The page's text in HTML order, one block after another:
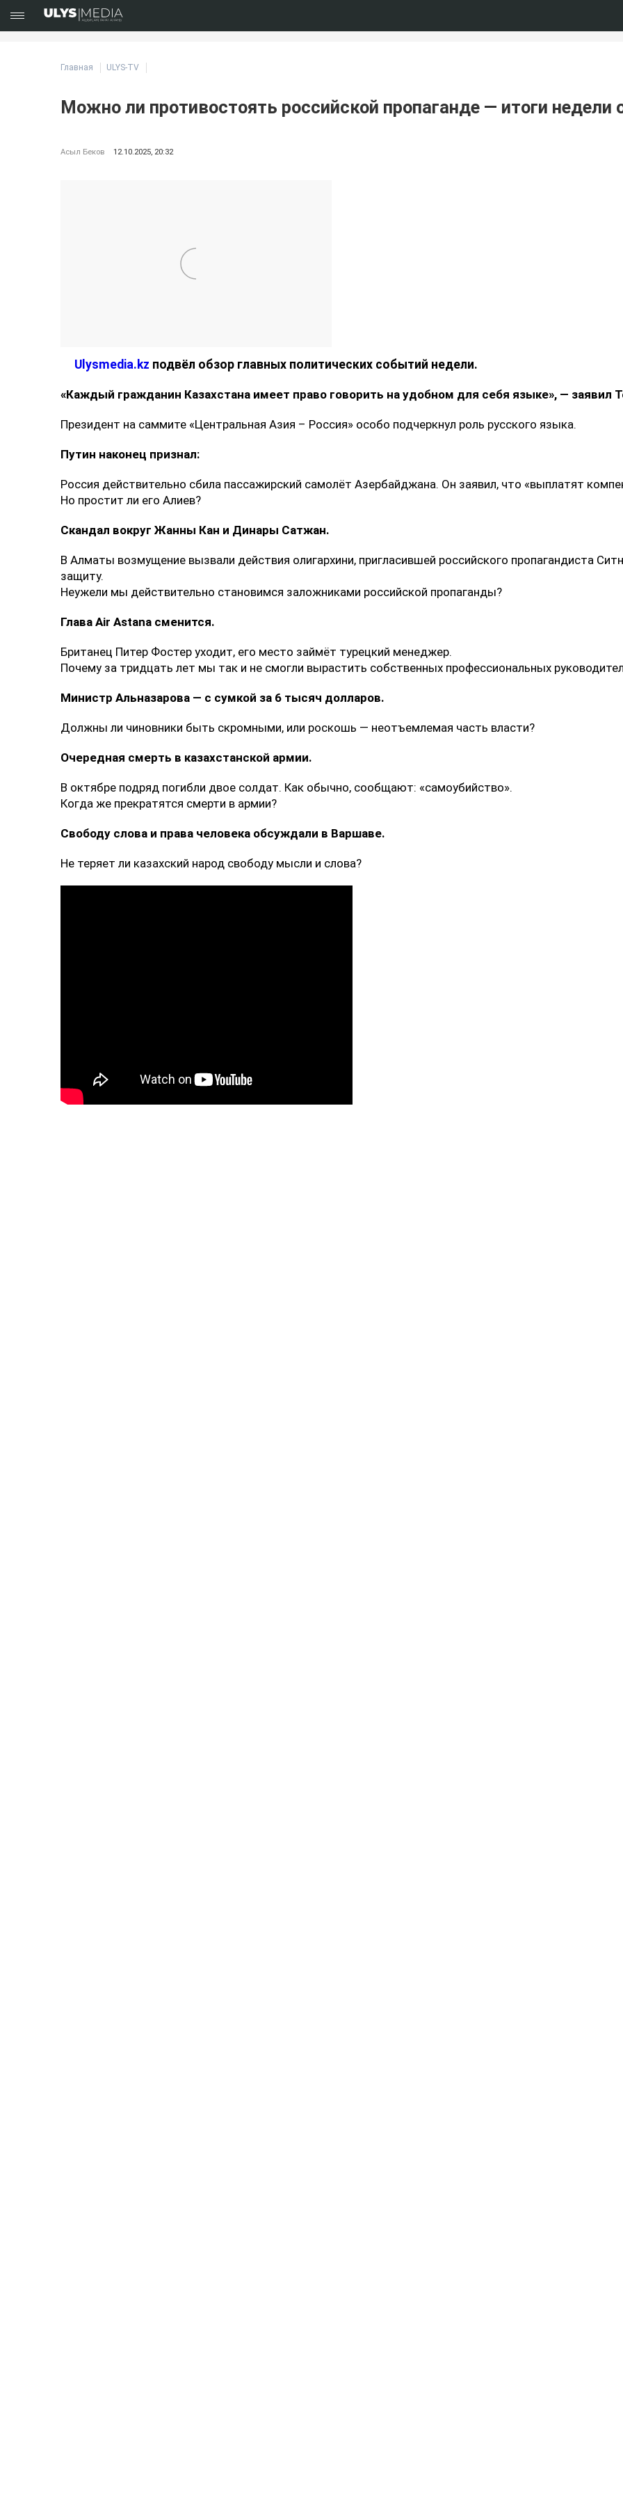
Главная ULYS-TV
Можно ли противостоять российской пропаганде — итоги недели
Асыл Беков 12.10.2025, 20:32
Ulysmedia.kz подвёл обзор главных политических событий недели.
«Каждый гражданин Казахстана имеет право говорить на удобном для себя языке», — заявил
Президент на саммите «Центральная Азия – Россия» особо подчеркнул роль русского языка.
Путин наконец признал:
Россия действительно сбила пассажирский самолёт Азербайджана. Он заявил, что «выплатят
Но простит ли его Алиев?
Скандал вокруг Жанны Кан и Динары Сатжан.
В Алматы возмущение вызвали действия олигархини, пригласившей российского пропагандиста
защиту.
Неужели мы действительно становимся заложниками российской пропаганды?
Глава Air Astana сменится.
Британец Питер Фостер уходит, его место займёт турецкий менеджер.
Почему за тридцать лет мы так и не смогли вырастить собственных профессиональных
Министр Альназарова — с сумкой за 6 тысяч долларов.
Должны ли чиновники быть скромными, или роскошь — неотъемлемая часть власти?
Очередная смерть в казахстанской армии.
В октябре подряд погибли двое солдат. Как обычно, сообщают: «самоубийство».
Когда же прекратятся смерти в армии?
Свободу слова и права человека обсуждали в Варшаве.
Не теряет ли казахский народ свободу мысли и слова?